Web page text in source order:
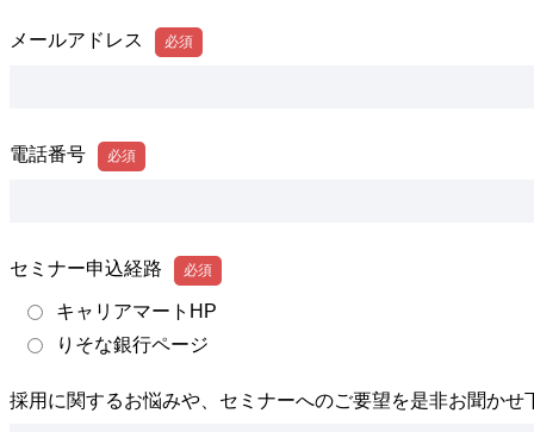
メールアドレス
電話番号
セミナー申込経路
キャリアマートHP
りそな銀行ページ
採用に関するお悩みや、セミナーへのご要望を是非お聞かせ